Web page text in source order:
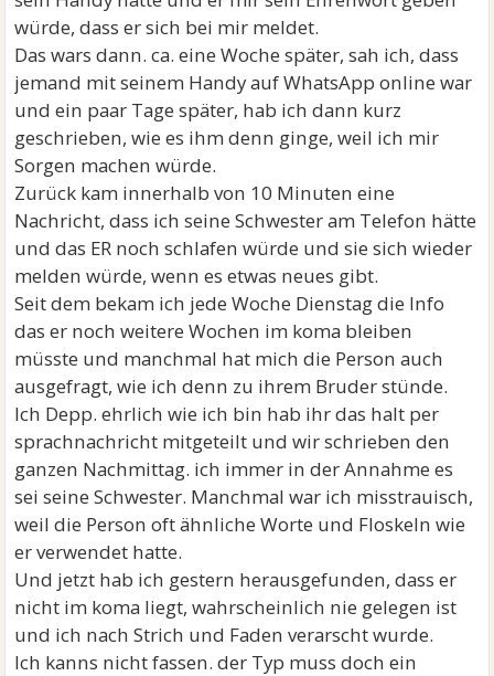
würde, dass er sich bei mir meldet.
Das wars dann. ca. eine Woche später, sah ich, dass
jemand mit seinem Handy auf WhatsApp online war
und ein paar Tage später, hab ich dann kurz
geschrieben, wie es ihm denn ginge, weil ich mir
Sorgen machen würde.
Zurück kam innerhalb von 10 Minuten eine
Nachricht, dass ich seine Schwester am Telefon hätte
und das ER noch schlafen würde und sie sich wieder
melden würde, wenn es etwas neues gibt.
Seit dem bekam ich jede Woche Dienstag die Info
das er noch weitere Wochen im koma bleiben
müsste und manchmal hat mich die Person auch
ausgefragt, wie ich denn zu ihrem Bruder stünde.
Ich Depp. ehrlich wie ich bin hab ihr das halt per
sprachnachricht mitgeteilt und wir schrieben den
ganzen Nachmittag. ich immer in der Annahme es
sei seine Schwester. Manchmal war ich misstrauisch,
weil die Person oft ähnliche Worte und Floskeln wie
er verwendet hatte.
Und jetzt hab ich gestern herausgefunden, dass er
nicht im koma liegt, wahrscheinlich nie gelegen ist
und ich nach Strich und Faden verarscht wurde.
Ich kanns nicht fassen. der Typ muss doch ein